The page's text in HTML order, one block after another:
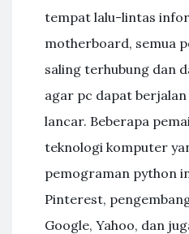
tempat lalu-lintas
motherboard, semua
saling terhubung dan
agar pc dapat
lancar. Beberapa
teknologi komputer
pemograman python
Pinterest,
Google, Yahoo, dan